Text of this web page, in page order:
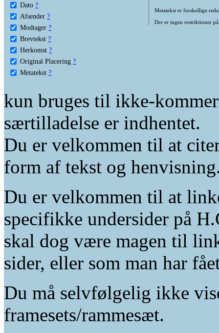
Dato ?
Afsender ?
Modtager ?
Brevtekst ?
Herkomst ?
Original Placering ?
Metatekst ?
Metatekst er forskellige
Der er ingen restriktioner
kun bruges til ikke-
særtilladelse er indhentet.
Du er velkommen til at
form af tekst og
Du er velkommen til at
specifikke undersider på
skal dog være magen til
sider, eller som man har
Du må selvfølgelig ikke
framesets/rammesæt.